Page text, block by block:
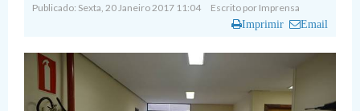
Publicado: Sexta, 20 Janeiro 2017 11:04 Escrito por Imprensa
Imprimir Email